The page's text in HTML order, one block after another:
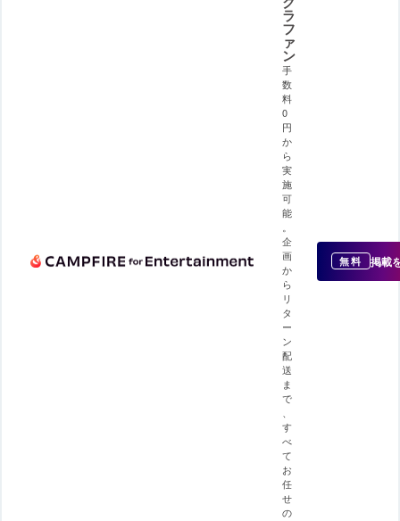
ラ
フ
ァ
ン
手
数
料
0
円
か
ら
実
施
可
能
企
画
か
ら
リ
タ
ー
ン
配
送
ま
で
す
べ
て
お
任
せ
の
無料 掲載